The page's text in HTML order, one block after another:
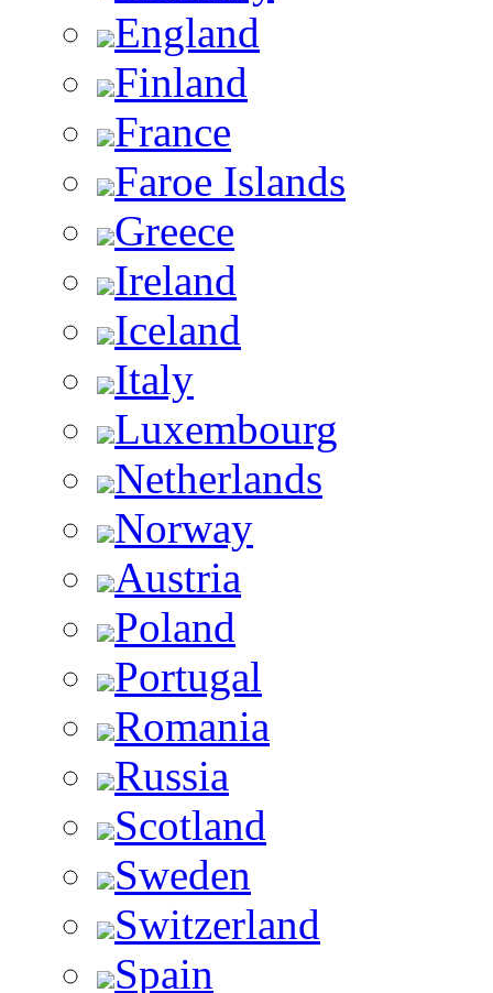
England
Finland
France
Faroe Islands
Greece
Ireland
Iceland
Italy
Luxembourg
Netherlands
Norway
Austria
Poland
Portugal
Romania
Russia
Scotland
Sweden
Switzerland
Spain